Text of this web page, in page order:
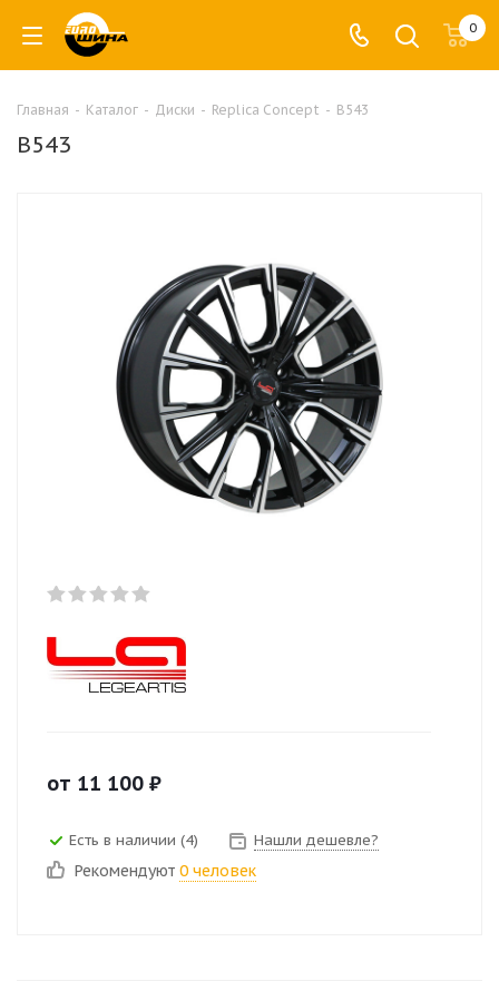
0
Главная - Каталог - Диски - Replica Concept - B543
B543
от 11 100 ₽
Есть в наличии (4) Нашли дешевле?
Рекомендуют 0 человек